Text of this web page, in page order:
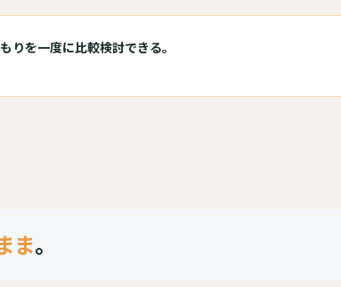
りを一度に比較検討できる。
ま。